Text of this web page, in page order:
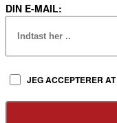
DIN E-MAIL:
JEG ACCEPTERER